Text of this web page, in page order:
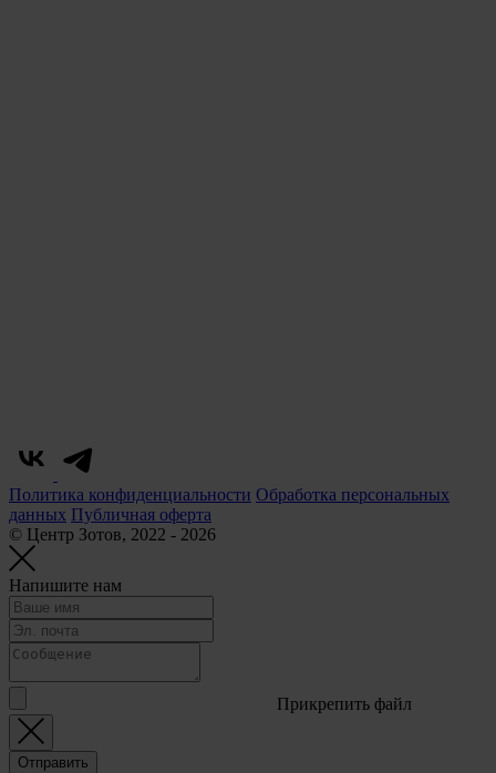
Политика конфиденциальности Обработка персональных
данных Публичная оферта
© Центр Зотов, 2022 - 2026
Напишите нам
Прикрепить файл
Отправить